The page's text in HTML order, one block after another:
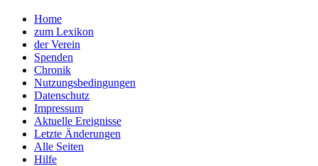
Home
zum Lexikon
der Verein
Spenden
Chronik
Nutzungsbedingungen
Datenschutz
Impressum
Aktuelle Ereignisse
Letzte Änderungen
Alle Seiten
Hilfe